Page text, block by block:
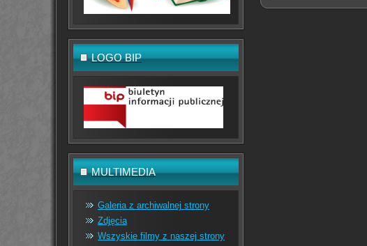
LOGO BIP
MULTIMEDIA
Galeria z archiwalnej strony
Zdjęcia
Wszyskie filmy z naszej strony